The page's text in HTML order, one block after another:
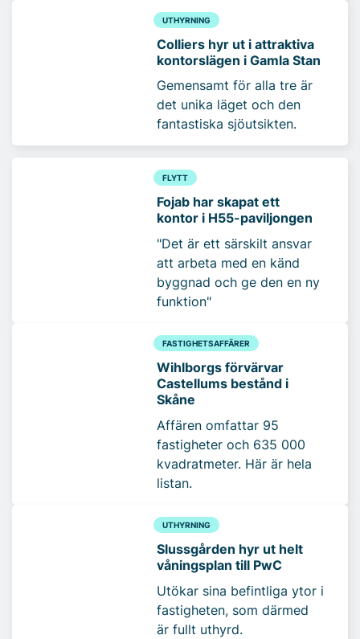
UTHYRNING
Colliers hyr ut i attraktiva
kontorslägen i Gamla Stan
Gemensamt för alla tre är
det unika läget och den
fantastiska sjöutsikten.
FLYTT
Fojab har skapat ett
kontor i H55-paviljongen
"Det är ett särskilt ansvar
att arbeta med en känd
byggnad och ge den en ny
funktion"
FASTIGHETSAFFÄRER
Wihlborgs förvärvar
Castellums bestånd i
Skåne
Affären omfattar 95
fastigheter och 635 000
kvadratmeter. Här är hela
listan.
UTHYRNING
Slussgården hyr ut helt
våningsplan till PwC
Utökar sina befintliga ytor i
fastigheten, som därmed
är fullt uthyrd.